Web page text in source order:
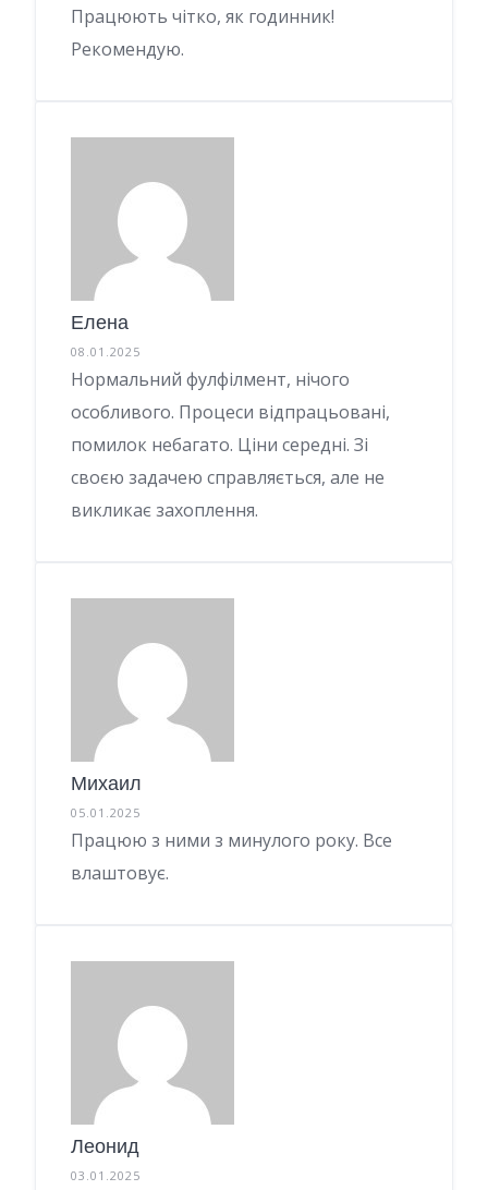
Працюють чітко, як годинник!
Рекомендую.
Елена
08.01.2025
Нормальний фулфілмент, нічого
особливого. Процеси відпрацьовані,
помилок небагато. Ціни середні. Зі
своєю задачею справляється, але не
викликає захоплення.
Михаил
05.01.2025
Працюю з ними з минулого року. Все
влаштовує.
Леонид
03.01.2025